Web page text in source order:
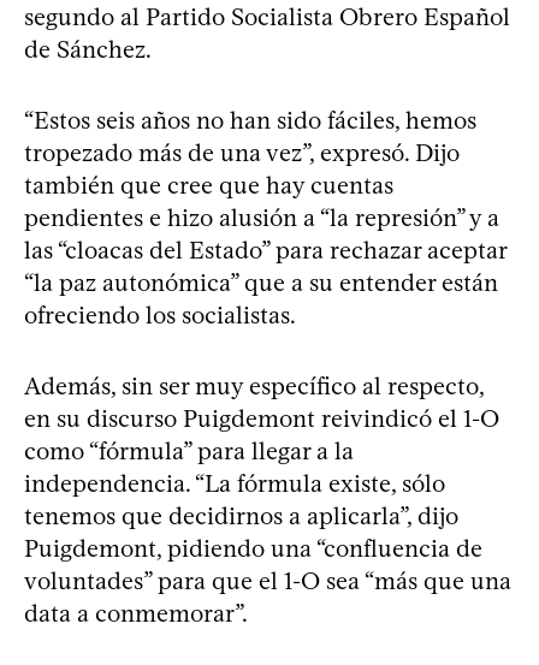
segundo al Partido Socialista Obrero Español
de Sánchez.
“Estos seis años no han sido fáciles, hemos
tropezado más de una vez”, expresó. Dijo
también que cree que hay cuentas
pendientes e hizo alusión a “la represión” y a
las “cloacas del Estado” para rechazar aceptar
“la paz autonómica” que a su entender están
ofreciendo los socialistas.
Además, sin ser muy específico al respecto,
en su discurso Puigdemont reivindicó el 1-O
como “fórmula” para llegar a la
independencia. “La fórmula existe, sólo
tenemos que decidirnos a aplicarla”, dijo
Puigdemont, pidiendo una “confluencia de
voluntades” para que el 1-O sea “más que una
data a conmemorar”.